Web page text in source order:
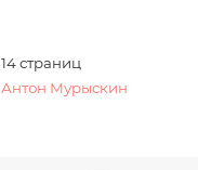
14 страниц
Антон Мурыскин